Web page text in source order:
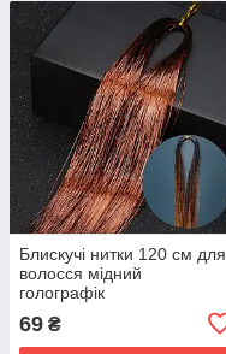
Блискучі нитки 120 см для
волосся мідний
голографік
69 ₴